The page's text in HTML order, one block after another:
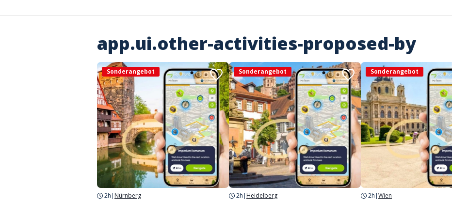
app.ui.other-activities-proposed-by
Sonderangebot
2h | Nürnberg
Sonderangebot
2h | Heidelberg
Sonderangebot
2h |Wien